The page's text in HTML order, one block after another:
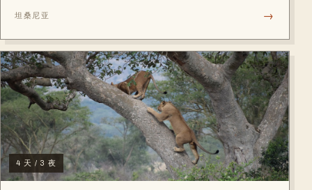
坦桑尼亚 →
4 天 / 3 夜